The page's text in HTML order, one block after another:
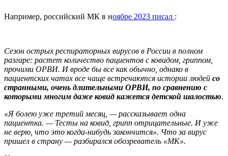
Например, российский МК в ноябре 2023 писал :
Сезон острых респираторных вирусов в России в полном
разгаре: растет количество пациентов с ковидом, гриппом,
прочими ОРВИ. И вроде бы все как обычно, однако в
пациентских чатах все чаще встречаются истории людей со
странными, очень длительными ОРВИ, по сравнению с
которыми многим даже ковид кажется детской шалостью.
«Я болею уже третий месяц, — рассказывает одна
пациентка. — Тесты на ковид, грипп отрицательные. И уже
не верю, что это когда-нибудь закончится». Что за вирус
пришел в страну — разбирался обозреватель «МК».